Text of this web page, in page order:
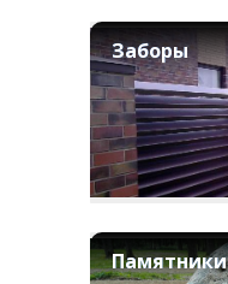
Заборы
Памятники